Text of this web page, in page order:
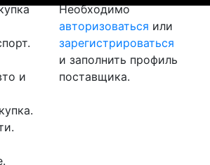
и
Необходимо
авторизоваться или
зарегистрироваться
и заполнить профиль
поставщика.